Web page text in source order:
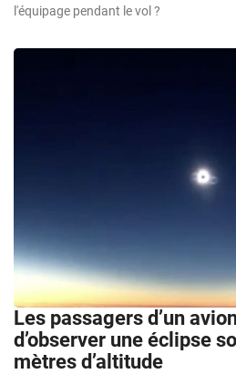
l'équipage pendant le vol ?
Les passagers d’un
d’observer une éclipse
mètres d’altitude